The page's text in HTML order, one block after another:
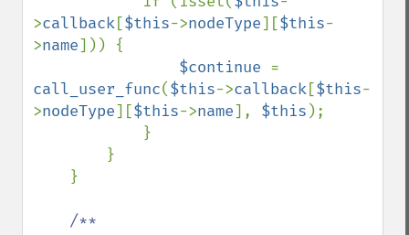
>callback[$this->nodeType][$this-
>name])) {
$continue
call_user_func($this->callback[$this-
>nodeType][$this->name], $this );
/**